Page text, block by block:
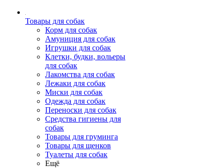
Товары для собак
Корм для собак
Амуниция для собак
Игрушки для собак
Клетки, будки, вольеры
для собак
Лакомства для собак
Лежаки для собак
Миски для собак
Одежда для собак
Переноски для собак
Средства гигиены для
собак
Товары для груминга
Товары для щенков
Туалеты для собак
Ещё